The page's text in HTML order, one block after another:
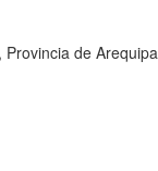
Provincia de